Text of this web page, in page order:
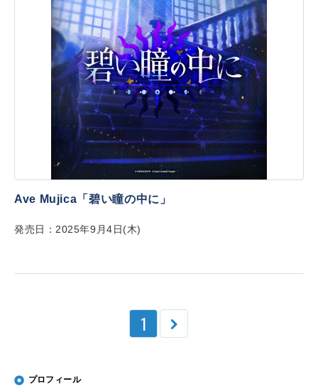
Ave Mujica「碧い瞳の中に」
発売日：2025年9月4日(木)
1
プロフィール